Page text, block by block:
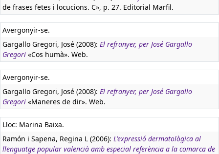
de frases fetes i locucions. C», p. 27. Editorial Marfil.
Avergonyir-se.
Gargallo Gregori, José (2008): El refranyer, per José Gargallo
Gregori «Cos humà». Web.
Avergonyir-se.
Gargallo Gregori, José (2008): El refranyer, per José Gargallo
Gregori «Maneres de dir». Web.
Lloc: Marina Baixa.
Ramón i Sapena, Regina L (2006): L'expressió dermatològica al
llenguatge popular valencià amb especial referència a la comarca de